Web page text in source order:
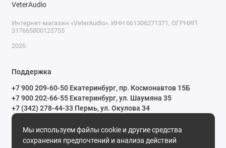
Мы используем файлы cookie и другие средства
сохранения предпочтений и анализа действий
Интернет-магазин «VeterAudio». ИНН 661306271371, ОГРНИП
317665800125755
2026
Поддержка
+7 900 209-60-50 Екатеринбург, пр. Космонавтов 15Б
+7 900 202-66-55 Екатеринбург, ул. Шаумяна 35
+7 (342) 278-44-33 Пермь, ул. Окулова 34
Мы в сети